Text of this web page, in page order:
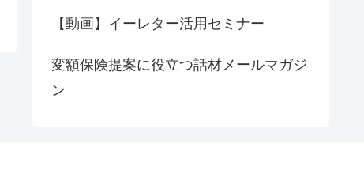
【動画】イーレター活用セミナー
変額保険提案に役立つ話材メールマガジ
ン